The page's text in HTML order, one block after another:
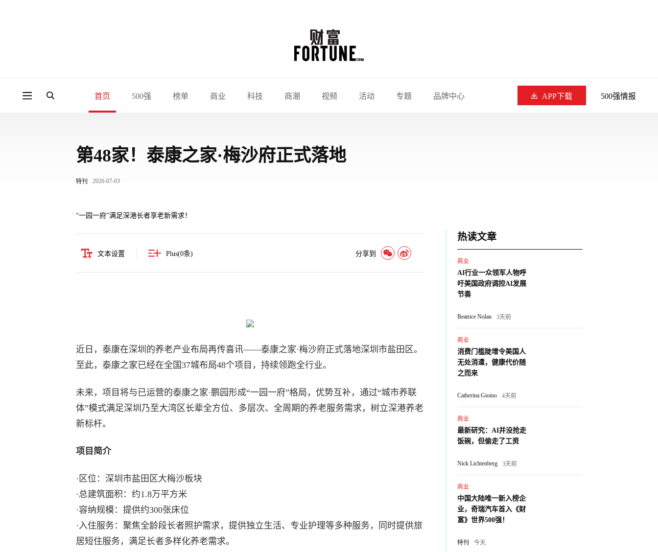
首页 500强 榜单 商业 科技 商潮 视频 活动 专题 品牌中心 APP下载 500强情报
第48家！泰康之家·梅沙府正式落地
特刊 2026-07-03
“一园一府”满足深港长者享老新需求！
文本设置 Plus(0条) 分享到
近日，泰康在深圳的养老产业布局再传喜讯——泰康之家·梅沙府正式落地深圳市盐田区。
至此，泰康之家已经在全国37城布局48个项目，持续领跑全行业。
未来，项目将与已运营的泰康之家·鹏园形成“一园一府”格局，优势互补，通过“城市养联
体”模式满足深圳乃至大湾区长辈全方位、多层次、全周期的养老服务需求，树立深港养老
新标杆。
项目简介
·区位：深圳市盐田区大梅沙板块
·总建筑面积：约1.8万平方米
·容纳规模：提供约300张床位
·入住服务：聚焦全龄段长者照护需求，提供独立生活、专业护理等多种服务，同时提供旅
居短住服务，满足长者多样化养老需求。
热读文章
商业
AI行业一众领军人物呼
吁美国政府调控AI发展
节奏
Beatrice Nolan 3天前
商业
消费门槛陡增令美国人
无处消遣，健康代价随
之而来
Catherina Gioino 4天前
商业
最新研究：AI并没抢走
饭碗，但偷走了工资
Nick Lichtenberg 3天前
商业
中国大陆唯一新入榜企
业，奇瑞汽车首入《财
富》世界500强！
特刊 今天